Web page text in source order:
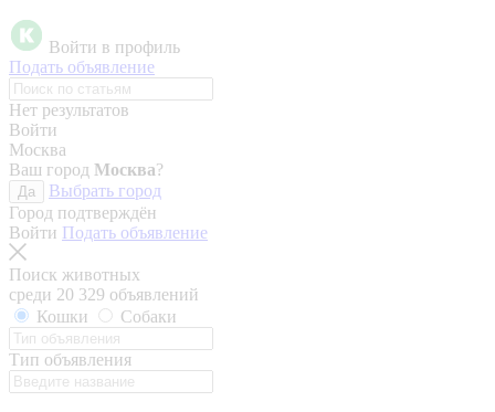
Войти в профиль
Подать объявление
Нет результатов
Войти
Москва
Ваш город Москва?
Да
Выбрать город
Город подтверждён
Войти Подать объявление
Поиск животных
среди 20 329 объявлений
Кошки
Собаки
Тип объявления